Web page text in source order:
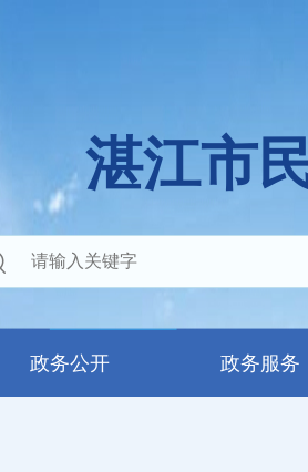
湛江市
政务公开 政务服务